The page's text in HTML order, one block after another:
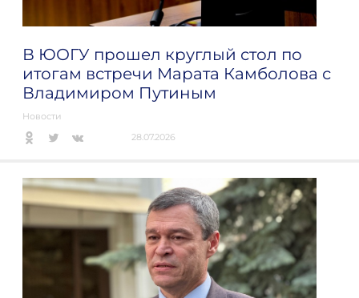
В ЮОГУ прошел круглый стол по
итогам встречи Марата Камболова с
Владимиром Путиным
Новости
28.07.2026